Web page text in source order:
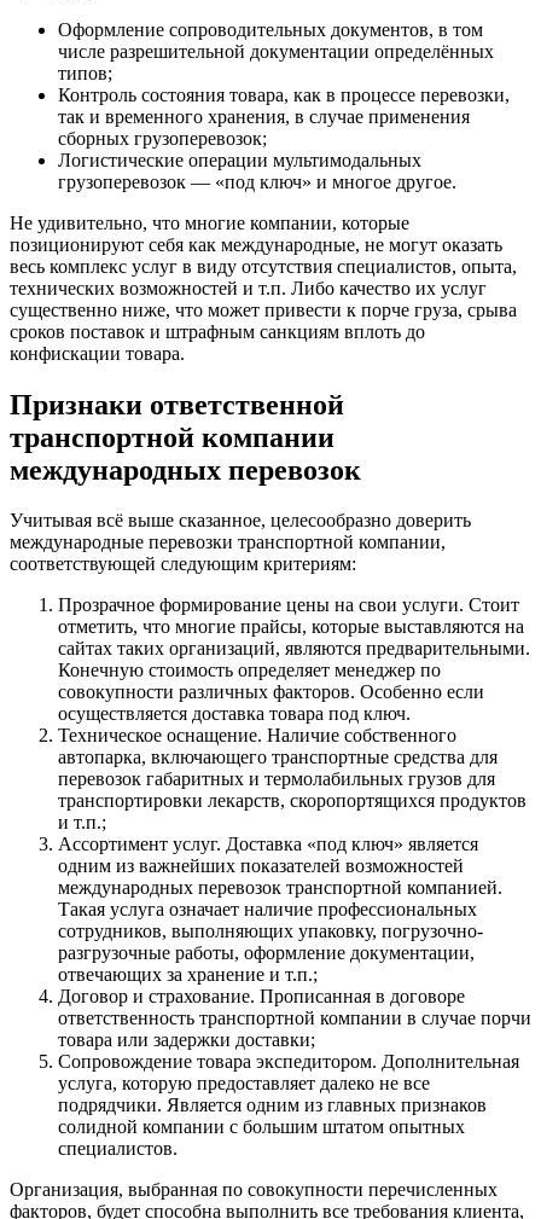
Оформление сопроводительных документов, в том
числе разрешительной документации определённых
типов;
Контроль состояния товара, как в процессе перевозки,
так и временного хранения, в случае применения
сборных грузоперевозок;
Логистические операции мультимодальных
грузоперевозок — «под ключ» и многое другое.
Не удивительно, что многие компании, которые
позиционируют себя как международные, не могут оказать
весь комплекс услуг в виду отсутствия специалистов, опыта,
технических возможностей и т.п. Либо качество их услуг
существенно ниже, что может привести к порче груза, срыва
сроков поставок и штрафным санкциям вплоть до
конфискации товара.
Признаки ответственной
транспортной компании
международных перевозок
Учитывая всё выше сказанное, целесообразно доверить
международные перевозки транспортной компании,
соответствующей следующим критериям:
Прозрачное формирование цены на свои услуги. Стоит
отметить, что многие прайсы, которые выставляются на
сайтах таких организаций, являются предварительными.
Конечную стоимость определяет менеджер по
совокупности различных факторов. Особенно если
осуществляется доставка товара под ключ.
Техническое оснащение. Наличие собственного
автопарка, включающего транспортные средства для
перевозок габаритных и термолабильных грузов для
транспортировки лекарств, скоропортящихся продуктов
и т.п.;
Ассортимент услуг. Доставка «под ключ» является
одним из важнейших показателей возможностей
международных перевозок транспортной компанией.
Такая услуга означает наличие профессиональных
сотрудников, выполняющих упаковку, погрузочно-
разгрузочные работы, оформление документации,
отвечающих за хранение и т.п.;
Договор и страхование. Прописанная в договоре
ответственность транспортной компании в случае порчи
товара или задержки доставки;
Сопровождение товара экспедитором. Дополнительная
услуга, которую предоставляет далеко не все
подрядчики. Является одним из главных признаков
солидной компании с большим штатом опытных
специалистов.
Организация, выбранная по совокупности перечисленных
факторов, будет способна выполнить все требования клиента,